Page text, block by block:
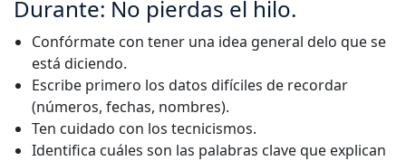
Finanzas
Jurídico
Instituciones Públicas
Durante: No pierdas el hilo.
Confórmate con tener una idea general delo que se
está diciendo.
Escribe primero los datos difíciles de recordar
(números, fechas, nombres).
Ten cuidado con los tecnicismos.
Identifica cuáles son las palabras clave que explican